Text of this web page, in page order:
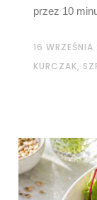
przez 10
16
KURCZAK,